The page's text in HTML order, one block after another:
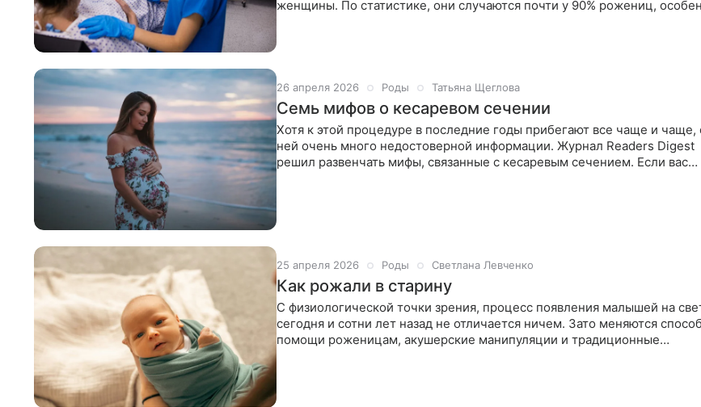
женщины. По статистике, они случаются почти у 90% рожениц,
26 апреля 2026 Роды Татьяна Щеглова
Семь мифов о кесаревом сечении
Хотя к этой процедуре в последние годы прибегают все чаще и чаще,
ней очень много недостоверной информации. Журнал Readers Digest
решил развенчать мифы, связанные с кесаревым сечением. Если вас
25 апреля 2026 Роды Светлана Левченко
Как рожали в старину
С физиологической точки зрения, процесс появления малышей на
сегодня и сотни лет назад не отличается ничем. Зато меняются
помощи роженицам, акушерские манипуляции и традиционные